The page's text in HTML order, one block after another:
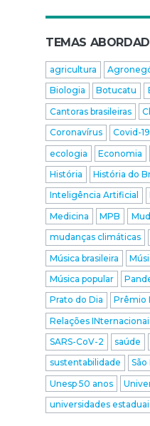
TEMAS
agricultura
Biologia
Botucatu
Cantoras brasileiras
Coronavírus
Covid-19
ecologia
Economia
História
História do
Inteligência Artificial
Medicina
MPB
mudanças climáticas
Música brasileira
Música popular
Prato do Dia
Prêmio
Relações
SARS-CoV-2
saúde
sustentabilidade
São
Unesp 50 anos
universidades